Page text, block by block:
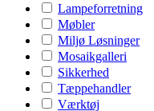
Lampeforretning
Møbler
Miljø Løsninger
Mosaikgalleri
Sikkerhed
Tæppehandler
Værktøj